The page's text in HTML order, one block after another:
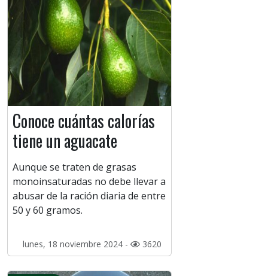
Conoce cuántas calorías
tiene un aguacate
Aunque se traten de grasas
monoinsaturadas no debe llevar a
abusar de la ración diaria de entre
50 y 60 gramos.
lunes, 18 noviembre 2024 - 3620